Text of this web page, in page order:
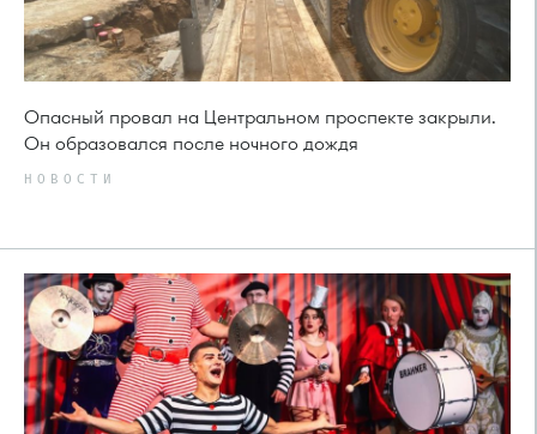
Опасный провал на Центральном проспекте закрыли.
Он образовался после ночного дождя
НОВОСТИ